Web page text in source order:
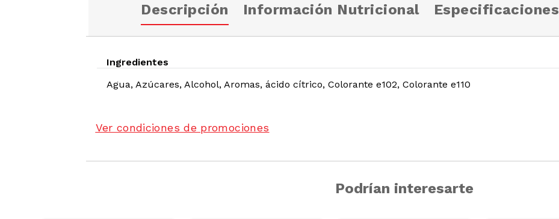
Descripción Información Nutricional Especificaciones
Ingredientes
Agua, Azúcares, Alcohol, Aromas, ácido cítrico, Colorante e102, Colorante e110
Ver condiciones de promociones
Podrían interesarte